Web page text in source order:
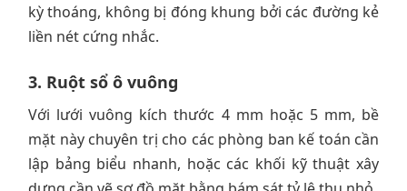
kỳ thoáng, không bị đóng khung bởi các đường kẻ
liền nét cứng nhắc.
3. Ruột sổ ô vuông
Với lưới vuông kích thước 4 mm hoặc 5 mm, bề
mặt này chuyên trị cho các phòng ban kế toán cần
lập bảng biểu nhanh, hoặc các khối kỹ thuật xây